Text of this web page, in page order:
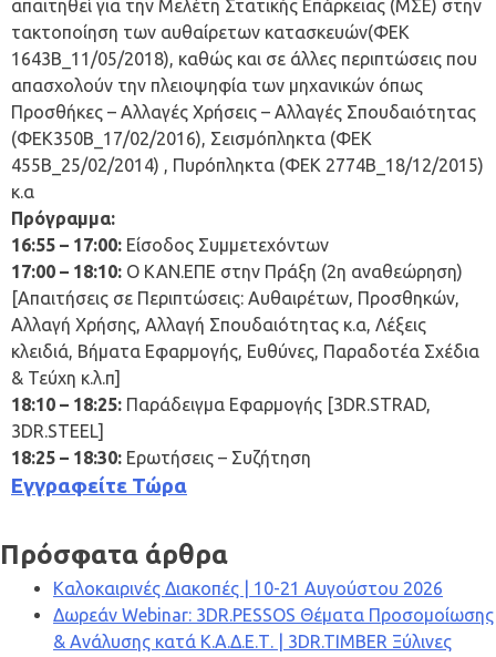
απαιτηθεί για την Μελέτη Στατικής Επάρκειας (ΜΣΕ) στην
τακτοποίηση των αυθαίρετων κατασκευών(ΦΕΚ
1643Β_11/05/2018), καθώς και σε άλλες περιπτώσεις που
απασχολούν την πλειοψηφία των μηχανικών όπως
Προσθήκες – Αλλαγές Χρήσεις – Αλλαγές Σπουδαιότητας
(ΦΕΚ350Β_17/02/2016), Σεισμόπληκτα (ΦΕΚ
455Β_25/02/2014) , Πυρόπληκτα (ΦΕΚ 2774Β_18/12/2015)
κ.α
Πρόγραμμα:
16:55 – 17:00: Είσοδος Συμμετεχόντων
17:00 – 18:10: Ο ΚΑΝ.ΕΠΕ στην Πράξη (2η αναθεώρηση)
[Απαιτήσεις σε Περιπτώσεις: Αυθαιρέτων, Προσθηκών,
Αλλαγή Χρήσης, Αλλαγή Σπουδαιότητας κ.α, Λέξεις
κλειδιά, Βήματα Εφαρμογής, Ευθύνες, Παραδοτέα Σχέδια
& Τεύχη κ.λ.π]
18:10 – 18:25: Παράδειγμα Εφαρμογής [3DR.STRAD,
3DR.STEEL]
18:25 – 18:30: Ερωτήσεις – Συζήτηση
Εγγραφείτε Τώρα
Πρόσφατα άρθρα
Καλοκαιρινές Διακοπές | 10-21 Αυγούστου 2026
Δωρεάν Webinar: 3DR.PESSOS Θέματα Προσομοίωσης
& Ανάλυσης κατά Κ.Α.Δ.Ε.Τ. | 3DR.TIMBER Ξύλινες